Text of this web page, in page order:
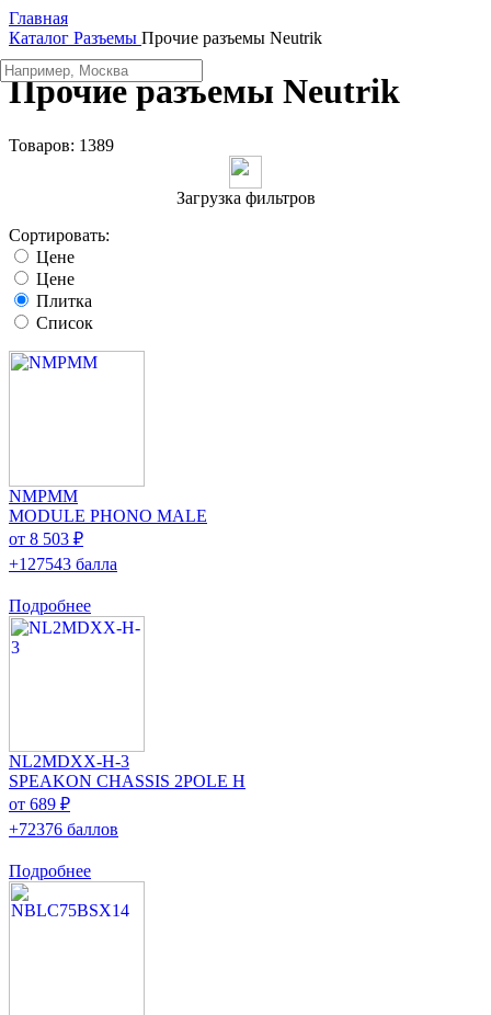
Главная
Каталог Разъeмы Прочие разъемы Neutrik
Прочие разъемы Neutrik
Товаров: 1389
Загрузка фильтров
Сортировать:
Цене
Цене
Плитка
Список
NMPMM
MODULE PHONO MALE
от 8 503 ₽
+127543 балла
Подробнее
NL2MDXX-H-3
SPEAKON CHASSIS 2POLE H
от 689 ₽
+72376 баллов
Подробнее